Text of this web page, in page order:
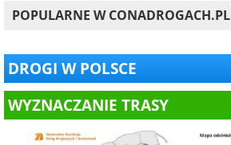
POPULARNE W CONADROGACH.PL
DROGI W POLSCE
WYZNACZANIE TRASY